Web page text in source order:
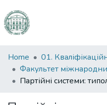
Communities
&
Collections
Home